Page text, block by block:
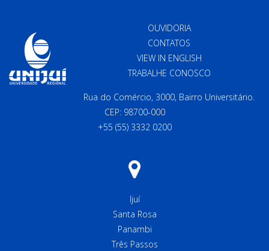
OUVIDORIA
CONTATOS
VIEW IN ENGLISH
TRABALHE CONOSCO
Rua do Comércio, 3000, Bairro Universitário.
CEP: 98700-000
+55 (55) 3332 0200
Ijuí
Santa Rosa
Panambi
Três Passos